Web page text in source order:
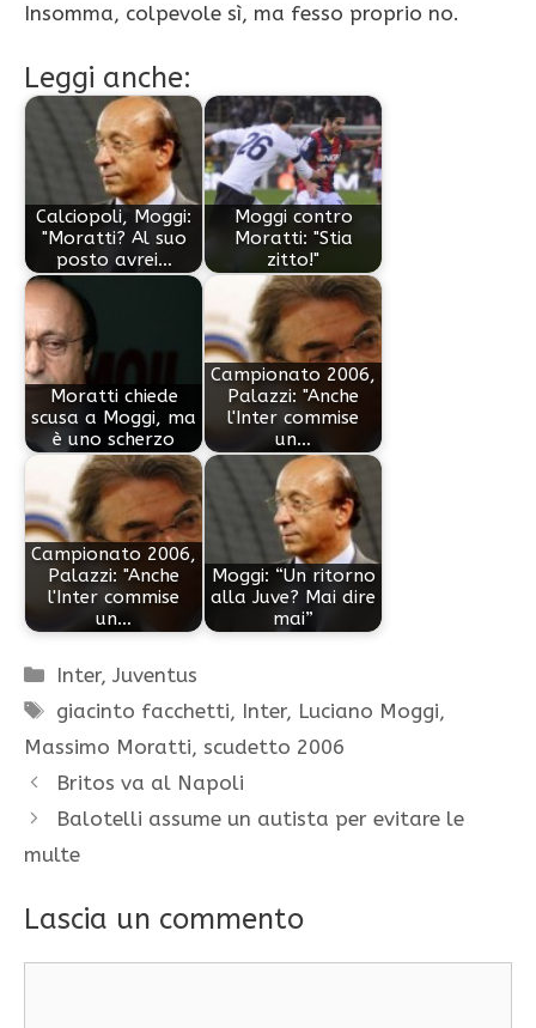
Insomma, colpevole sì, ma fesso proprio no.
Leggi anche:
Calciopoli, Moggi:
"Moratti? Al suo
posto avrei…
Moggi contro
Moratti: "Stia
zitto!"
Moratti chiede
scusa a Moggi, ma
è uno scherzo
Campionato 2006,
Palazzi: "Anche
l'Inter commise
un…
Campionato 2006,
Palazzi: "Anche
l'Inter commise
un…
Moggi: “Un ritorno
alla Juve? Mai dire
mai”
Categorie
Inter,Juventus
Tag
giacinto facchetti, Inter, Luciano Moggi,
Massimo Moratti, scudetto 2006
Britos va al Napoli
Balotelli assume un autista per evitare le
multe
Lascia un commento